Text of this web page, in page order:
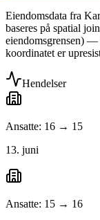
Eiendomsdata fra
baseres på spatial
eiendomsgrensen)
koordinatet er
Hendelser
Ansatte: 16 → 15
13. juni
Ansatte: 15 → 16